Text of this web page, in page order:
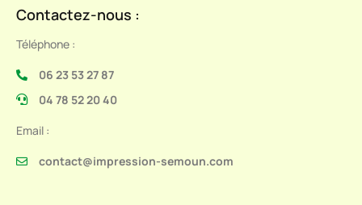
Contactez-nous :
Téléphone :
06 23 53 27 87
04 78 52 20 40
Email :
contact@impression-semoun.com